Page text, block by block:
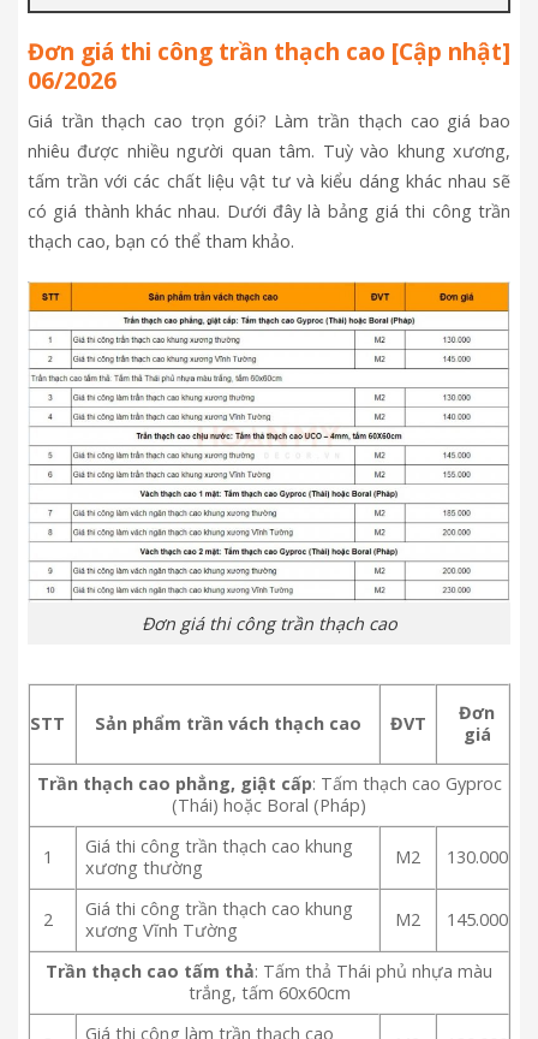
Đơn giá thi công trần thạch cao [Cập nhật]
06/2026
Giá trần thạch cao trọn gói? Làm trần thạch cao giá bao
nhiêu được nhiều người quan tâm. Tuỳ vào khung xương,
tấm trần với các chất liệu vật tư và kiểu dáng khác nhau sẽ
có giá thành khác nhau. Dưới đây là bảng giá thi công trần
thạch cao, bạn có thể tham khảo.
Đơn giá thi công trần thạch cao
STT Sản phẩm trần vách thạch cao ĐVT
Đơn
giá
Trần thạch cao phẳng, giật cấp: Tấm thạch cao Gyproc
(Thái) hoặc Boral (Pháp)
1
Giá thi công trần thạch cao khung
xương thường
M2 130.000
2
Giá thi công trần thạch cao khung
xương Vĩnh Tường
M2 145.000
Trần thạch cao tấm thả: Tấm thả Thái phủ nhựa màu
trắng, tấm 60x60cm
Giá thi công làm trần thạch cao